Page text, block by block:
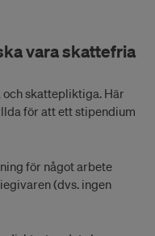
vara skattefria
skattepliktiga. Här
för att ett stipendium
för något arbete
(dvs. ingen